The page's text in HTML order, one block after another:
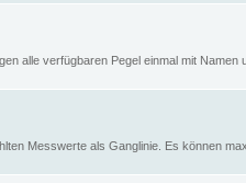
alle verfügbaren Pegel einmal mit Namen
Messwerte als Ganglinie. Es können